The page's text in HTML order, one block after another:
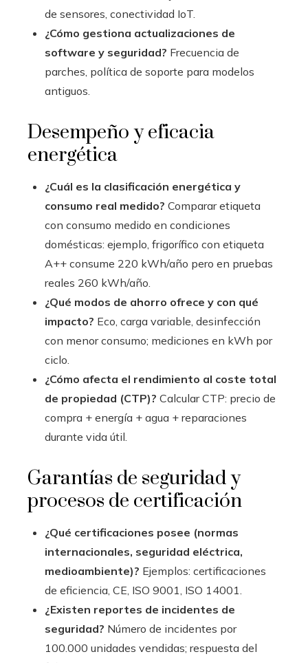
de sensores, conectividad IoT.
¿Cómo gestiona actualizaciones de
software y seguridad? Frecuencia de
parches, política de soporte para modelos
antiguos.
Desempeño y eficacia
energética
¿Cuál es la clasificación energética y
consumo real medido? Comparar etiqueta
con consumo medido en condiciones
domésticas: ejemplo, frigorífico con etiqueta
A++ consume 220 kWh/año pero en pruebas
reales 260 kWh/año.
¿Qué modos de ahorro ofrece y con qué
impacto? Eco, carga variable, desinfección
con menor consumo; mediciones en kWh por
ciclo.
¿Cómo afecta el rendimiento al coste total
de propiedad (CTP)? Calcular CTP: precio de
compra + energía + agua + reparaciones
durante vida útil.
Garantías de seguridad y
procesos de certificación
¿Qué certificaciones posee (normas
internacionales, seguridad eléctrica,
medioambiente)? Ejemplos: certificaciones
de eficiencia, CE, ISO 9001, ISO 14001.
¿Existen reportes de incidentes de
seguridad? Número de incidentes por
100.000 unidades vendidas; respuesta del